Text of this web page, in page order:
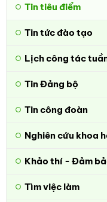
Tin tiêu điểm
Tin tức đào tạo
Lịch công tác
Tin Đảng bộ
Tin công đoàn
Nghiên cứu khoa
Khảo thí - Đảm
Tìm việc làm